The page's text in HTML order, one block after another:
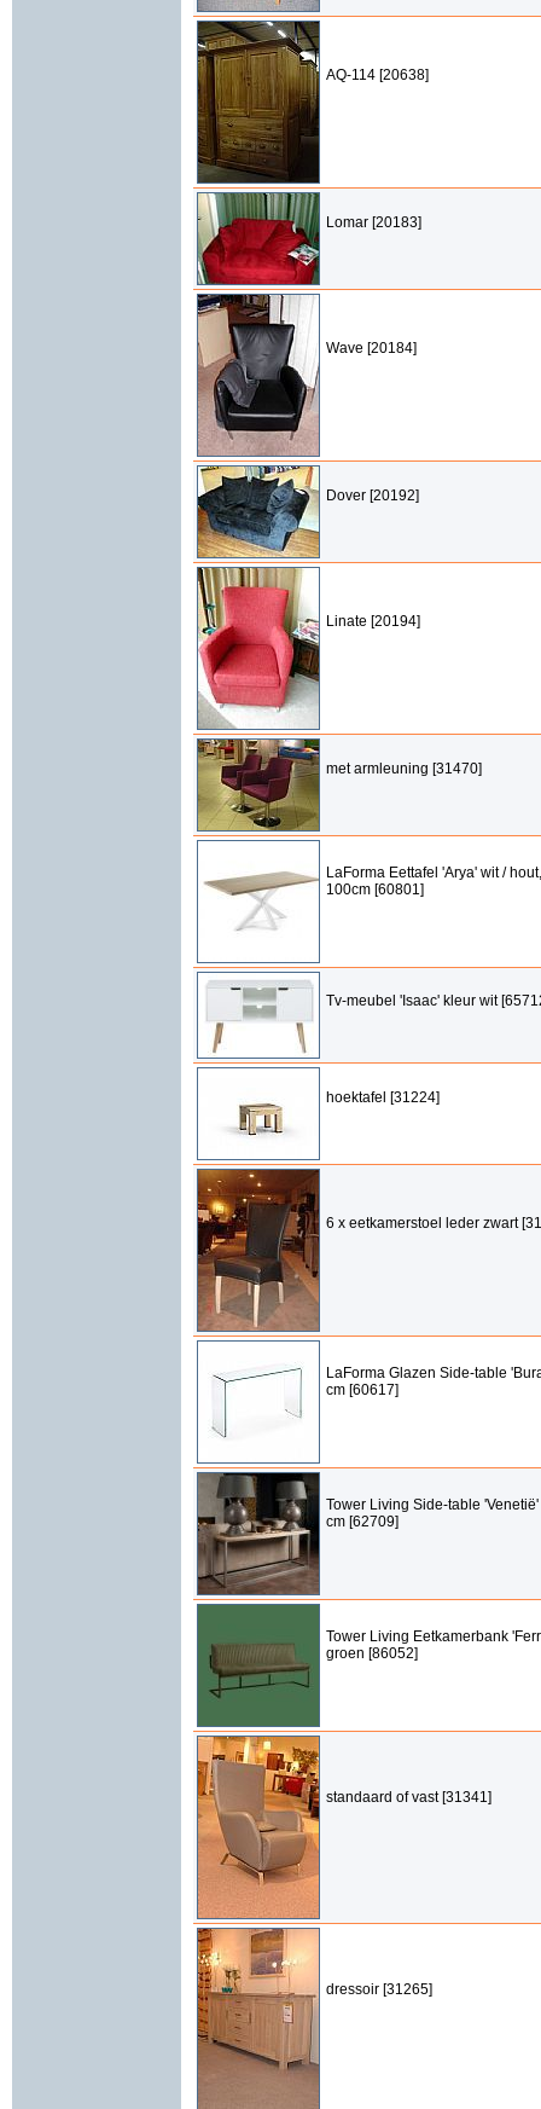
AQ-114 [20638]
Lomar [20183]
Wave [20184]
Dover [20192]
Linate [20194]
met armleuning [31470]
LaForma Eettafel 'Arya' wit /
100cm [60801]
Tv-meubel 'Isaac' kleur wit
hoektafel [31224]
6 x eetkamerstoel leder zwart
LaForma Glazen Side-table
cm [60617]
Tower Living Side-table
cm [62709]
Tower Living Eetkamerbank
groen [86052]
standaard of vast [31341]
dressoir [31265]